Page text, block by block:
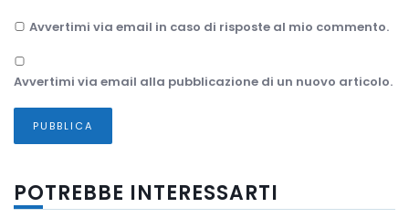
Avvertimi via email in caso di risposte al mio commento.
Avvertimi via email alla pubblicazione di un nuovo articolo.
POTREBBE INTERESSARTI